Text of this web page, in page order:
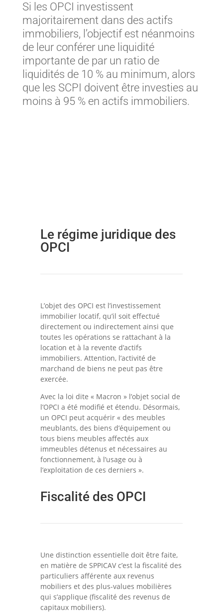
Si les OPCI investissent
majoritairement dans des actifs
immobiliers, l’objectif est néanmoins
de leur conférer une liquidité
importante de par un ratio de
liquidités de 10 % au minimum, alors
que les SCPI doivent être investies au
moins à 95 % en actifs immobiliers.
Le régime juridique des
OPCI
L’objet des OPCI est l’investissement
immobilier locatif, qu’il soit effectué
directement ou indirectement ainsi que
toutes les opérations se rattachant à la
location et à la revente d’actifs
immobiliers. Attention, l’activité de
marchand de biens ne peut pas être
exercée.
Avec la loi dite « Macron » l’objet social de
l’OPCI a été modifié et étendu. Désormais,
un OPCI peut acquérir « des meubles
meublants, des biens d’équipement ou
tous biens meubles affectés aux
immeubles détenus et nécessaires au
fonctionnement, à l’usage ou à
l’exploitation de ces derniers ».
Fiscalité des OPCI
Une distinction essentielle doit être faite,
en matière de SPPICAV c’est la fiscalité des
particuliers afférente aux revenus
mobiliers et des plus-values mobilières
qui s’applique (fiscalité des revenus de
capitaux mobiliers).